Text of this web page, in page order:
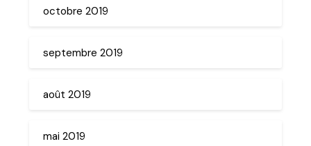
octobre 2019
septembre 2019
août 2019
mai 2019